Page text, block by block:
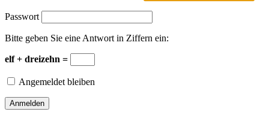
Passwort
Bitte geben Sie eine Antwort in Ziffern ein:
elf + dreizehn =
Angemeldet bleiben